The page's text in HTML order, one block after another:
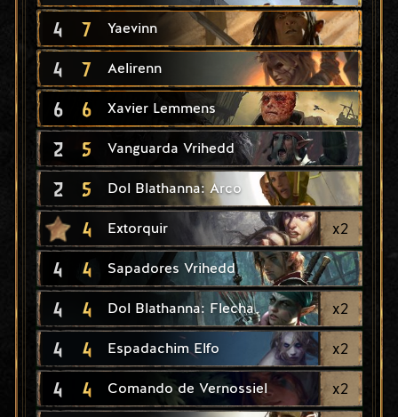
4 7 Yaevinn
4 7 Aelirenn
6 6 Xavier Lemmens
2 5 Vanguarda Vrihedd
2 5 Dol Blathanna: Arco
4 Extorquir x2
4 4 Sapadores Vrihedd
4 4 Dol Blathanna: Flecha x2
4 4 Espadachim Elfo x2
4 4 Comando de Vernossiel x2